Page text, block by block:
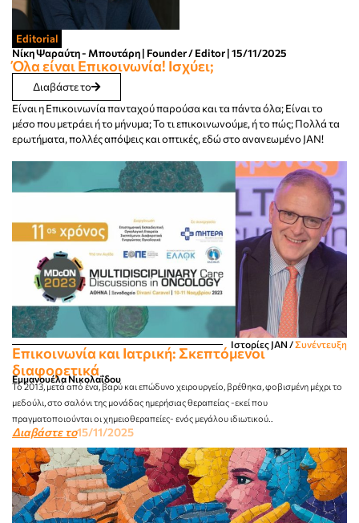
Editorial
Νίκη Ψαραύτη - Μπουτάρη | Founder / Editor | 15/11/2025
Όλα είναι Επικοινωνία! Ισχύει;
Διαβάστε το
Είναι η Επικοινωνία πανταχού παρούσα και τα πάντα όλα; Είναι το
μέσο που μετράει ή το μήνυμα; Το τι επικοινωνούμε, ή το πώς; Πολλά τα
ερωτήματα, πολλές απόψεις και οπτικές, εδώ στο ανανεωμένο JAN!
Ιστορίες JΑΝ /Συνέντευξη
Επικοινωνία και Ιατρική: Σκεπτόμενοι
διαφορετικά
Εμμανουέλα Νικολαΐδου
Το 2013, μετά από ένα, βαρύ και επώδυνο χειρουργείο, βρέθηκα, φοβισμένη μέχρι το
μεδούλι, στο σαλόνι της μονάδας ημερήσιας θεραπείας -εκεί που
πραγματοποιούνται οι χημειοθεραπείες- ενός μεγάλου ιδιωτικού..
Διαβάστε το15/11/2025